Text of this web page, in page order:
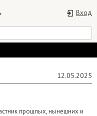
Вход
12.05.2025
прошлых, нынешних и